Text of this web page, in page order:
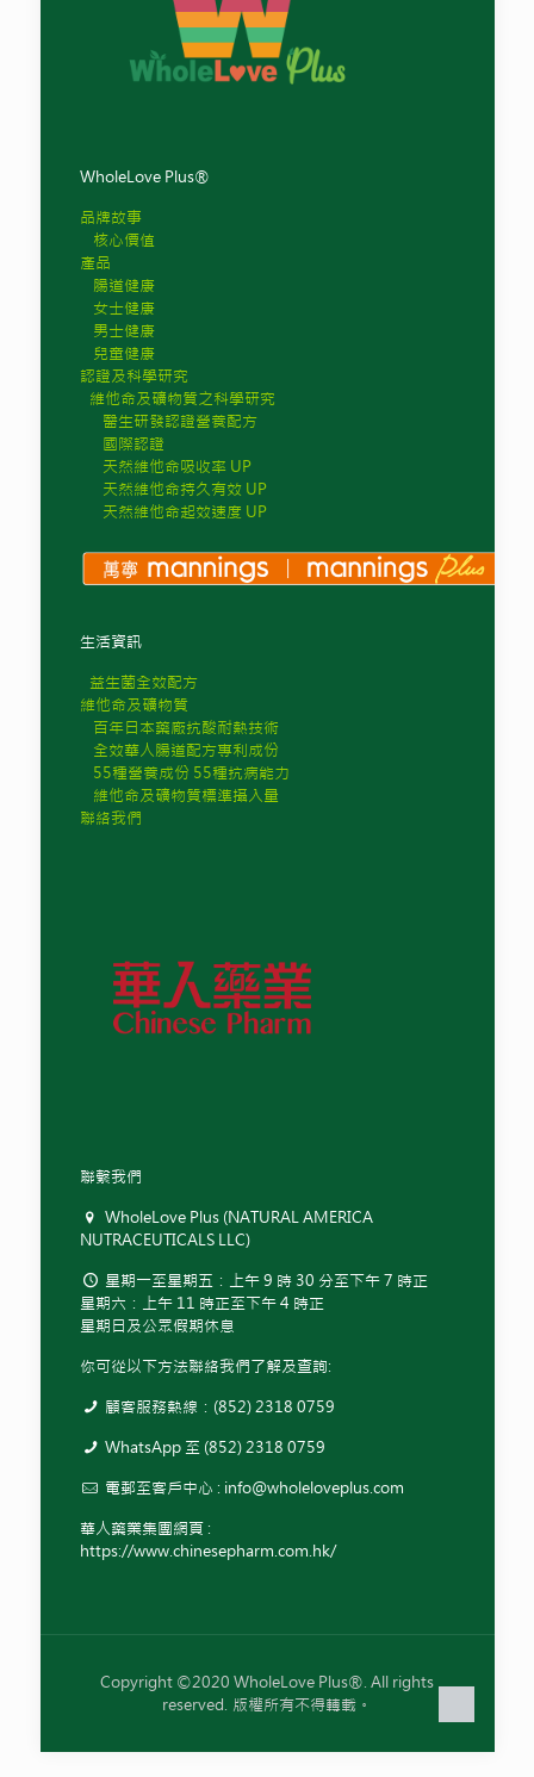
WholeLove Plus®
品牌故事
核心價值
產品
腸道健康
女士健康
男士健康
兒童健康
認證及科學研究
維他命及礦物質之科學研究
醫生研發認證營養配方
國際認證
天然維他命吸收率 UP
天然維他命持久有效 UP
天然維他命起效速度 UP
生活資訊
益生菌全效配方
維他命及礦物質
百年日本藥廠抗酸耐熱技術
全效華人腸道配方專利成份
55種營養成份 55種抗病能力
維他命及礦物質標準攝入量
聯絡我們
聯繫我們
WholeLove Plus (NATURAL AMERICA
NUTRACEUTICALS LLC)
星期一至星期五：上午 9 時 30 分至下午 7 時正
星期六：上午 11 時正至下午 4 時正
星期日及公眾假期休息
你可從以下方法聯絡我們了解及查詢:
顧客服務熱線：(852) 2318 0759
WhatsApp 至 (852) 2318 0759
電郵至客戶中心 : info@wholeloveplus.com
華人藥業集團網頁 :
https://www.chinesepharm.com.hk/
Copyright ©2020 WholeLove Plus®. All rights
reserved. 版權所有不得轉載。